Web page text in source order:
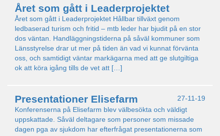
Året som gått i Leaderprojektet
Året som gått i Leaderprojektet Hållbar tillväxt genom
ledbaserad turism och fritid – mtb leder har bjudit på en stor
dos väntan. Handläggningstiderna på såväl kommuner som
Länsstyrelse drar ut mer på tiden än vad vi kunnat förvänta
oss, och samtidigt väntar markägarna med att ge slutgiltiga
ok att köra igång tills de vet att […]
27-11-19
Presentationer Elisefarm
Konferenserna på Elisefarm blev välbesökta och väldigt
uppskattade. Såväl deltagare som personer som missade
dagen pga av sjukdom har efterfrågat presentationerna som